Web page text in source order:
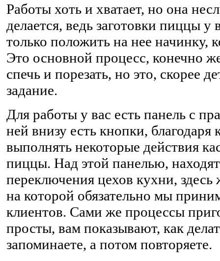
Работы хоть и хватает, но она
делается, ведь заготовки пиццы у
только положить на нее начинку,
Это основной процесс, конечно
спечь и порезать, но это, скорее
задание.
Для работы у вас есть панель с
ней внизу есть кнопки,
выполнять некоторые действия
пиццы. Над этой панелью,
переключения цехов кухни,
на которой обязательно мы
клиентов. Сами же процессы
просты, вам показывают, как
запоминаете, а потом повторяете.